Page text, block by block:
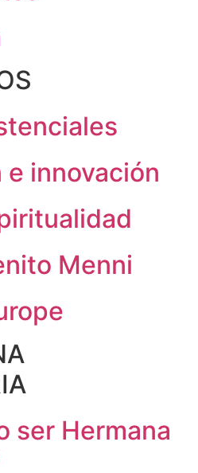
innovación
Menni
ser Hermana